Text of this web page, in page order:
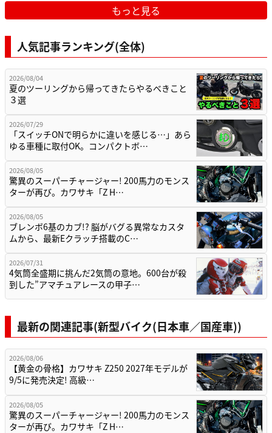
もっと見る
人気記事ランキング(全体)
2026/08/04
夏のツーリングから帰ってきたらやるべきこと
３選
2026/07/29
「スイッチONで明らかに違いを感じる…」あら
ゆる車種に取付OK。コンパクトボ…
2026/08/05
驚異のスーパーチャージャー! 200馬力のモンス
ターが再び。カワサキ「Z H…
2026/08/05
ブレンボ6基のカブ!? 脳がバグる異常なカスタ
ムから、最新Eクラッチ搭載のC…
2026/07/31
4気筒全盛期に挑んだ2気筒の意地。600台が殺
到した”アマチュアレースの甲子…
最新の関連記事(新型バイク(日本車／国産車))
2026/08/06
【黄金の骨格】カワサキ Z250 2027年モデルが
9/5に発売決定! 高級…
2026/08/05
驚異のスーパーチャージャー! 200馬力のモンス
ターが再び。カワサキ「Z H…